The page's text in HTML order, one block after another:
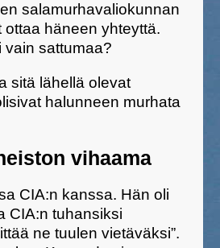
salamurhavaliokunnan
ottaa häneen yhteyttä.
vain sattumaa?
sitä lähellä olevat
halunneen murhata
vihaama
CIA:n kanssa. Hän oli
CIA:n tuhansiksi
ne tuulen vietäväksi”.